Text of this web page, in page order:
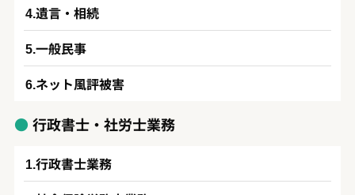
遺言・相続
一般民事
ネット風評被害
行政書士・社労士業務
行政書士業務